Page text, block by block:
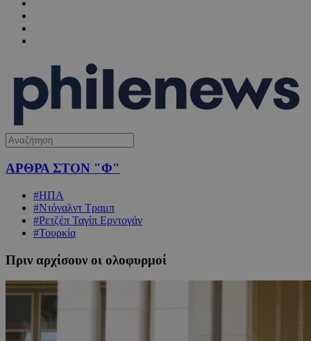
ΑΡΘΡΑ ΣΤΟΝ "Φ"
#ΗΠΑ
#Ντόναλντ Τραμπ
#Ρετζέπ Ταγίπ Ερντογάν
#Τουρκία
Πριν αρχίσουν οι ολοφυρμοί